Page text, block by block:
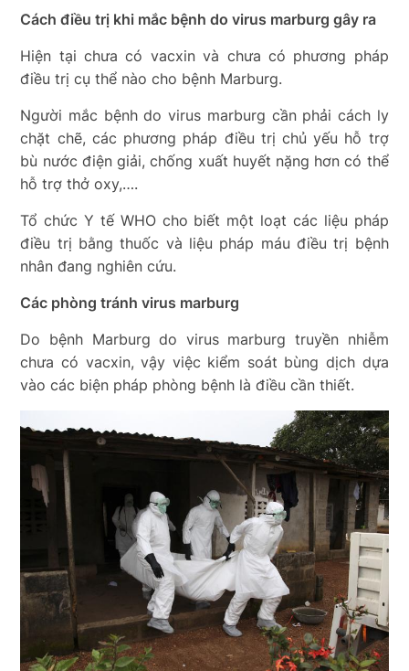
Cách điều trị khi mắc bệnh do virus marburg gây ra
Hiện tại chưa có vacxin và chưa có phương pháp
điều trị cụ thể nào cho bệnh Marburg.
Người mắc bệnh do virus marburg cần phải cách ly
chặt chẽ, các phương pháp điều trị chủ yếu hỗ trợ
bù nước điện giải, chống xuất huyết nặng hơn có thể
hỗ trợ thở oxy,….
Tổ chức Y tế WHO cho biết một loạt các liệu pháp
điều trị bằng thuốc và liệu pháp máu điều trị bệnh
nhân đang nghiên cứu.
Các phòng tránh virus marburg
Do bệnh Marburg do virus marburg truyền nhiễm
chưa có vacxin, vậy việc kiểm soát bùng dịch dựa
vào các biện pháp phòng bệnh là điều cần thiết.